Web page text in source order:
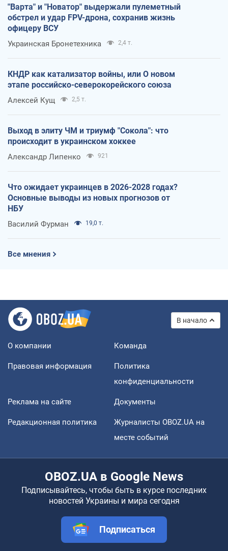
"Варта" и "Новатор" выдержали пулеметный
обстрел и удар FPV-дрона, сохранив жизнь
офицеру ВСУ
Украинская Бронетехника 2,4 т.
КНДР как катализатор войны, или О новом
этапе российско-северокорейского союза
Алексей Кущ 2,5 т.
Выход в элиту ЧМ и триумф "Сокола": что
происходит в украинском хоккее
Александр Липенко 921
Что ожидает украинцев в 2026-2028 годах?
Основные выводы из новых прогнозов от
НБУ
Василий Фурман 19,0 т.
Все мнения
В начало
О компании Команда
Правовая информация
Политика
конфиденциальности
Реклама на сайте Документы
Редакционная политика
Журналисты OBOZ.UA на
месте событий
OBOZ.UA в Google News
Подписывайтесь, чтобы быть в курсе последних
новостей Украины и мира сегодня
Подписаться